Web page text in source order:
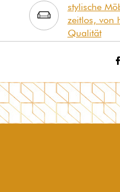
stylische
zeitlos, von
Qualität